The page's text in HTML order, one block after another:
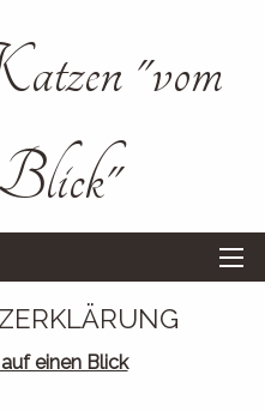
"vom
einen Blick